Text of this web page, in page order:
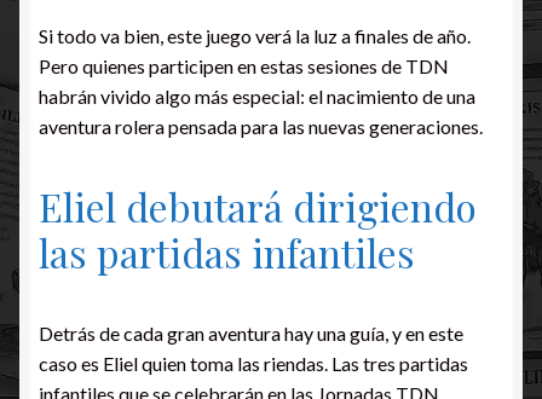
Si todo va bien, este juego verá la luz a finales de año.
Pero quienes participen en estas sesiones de TDN
habrán vivido algo más especial: el nacimiento de una
aventura rolera pensada para las nuevas generaciones.
Eliel debutará dirigiendo
las partidas infantiles
Detrás de cada gran aventura hay una guía, y en este
caso es Eliel quien toma las riendas. Las tres partidas
infantiles que se celebrarán en las Jornadas TDN